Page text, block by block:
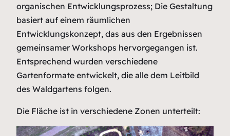
organischen Entwicklungsprozess; Die Gestaltung
basiert auf einem räumlichen
Entwicklungskonzept, das aus den Ergebnissen
gemeinsamer Workshops hervorgegangen ist.
Entsprechend wurden verschiedene
Gartenformate entwickelt, die alle dem Leitbild
des Waldgartens folgen.
Die Fläche ist in verschiedene Zonen unterteilt: